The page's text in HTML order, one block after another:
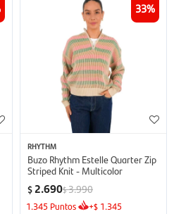
33
RHYTHM
Buzo Rhythm Estelle Quarter Zip
Striped Knit - Multicolor
$ 2.690$3.990
1.345 Puntos +$ 1.345